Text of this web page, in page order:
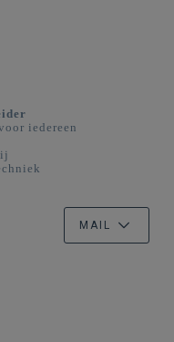
iedereen
MAIL